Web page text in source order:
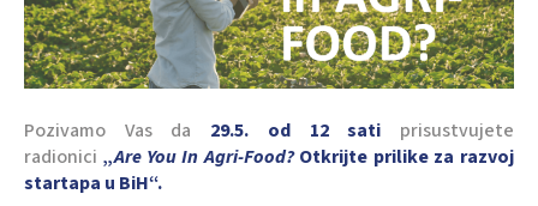
Pozivamo Vas da 29.5. od 12sati prisustvujete
radionici „Are You In Agri-Food?Otkrijte prilike za razvoj
startapa u BiH“.